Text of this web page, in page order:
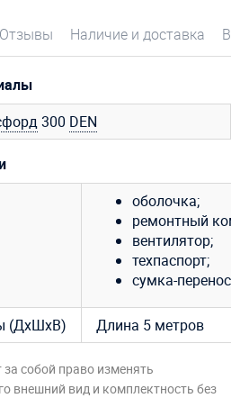
Отзывы Наличие и доставка
300 DEN
оболочка;
ремонтный
вентилятор;
техпаспорт;
сумка-
(ДхШхВ) Длина 5 метров
собой право изменять
внешний вид и комплектность без